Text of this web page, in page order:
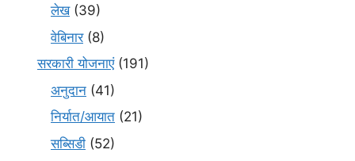
लेख(39)
वेबिनार(8)
सरकारी योजनाएं(191)
अनुदान (41)
निर्यात/आयात (21)
सब्सिडी (52)